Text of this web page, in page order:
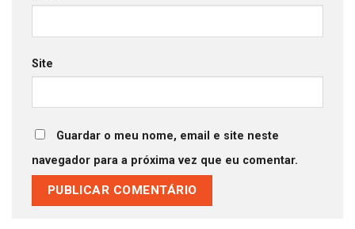
Site
Guardar o meu nome, email e site neste
navegador para a próxima vez que eu comentar.